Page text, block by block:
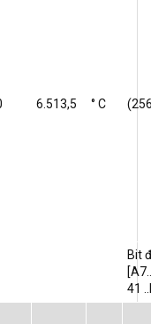
6.513,5 ° C
Bit
41